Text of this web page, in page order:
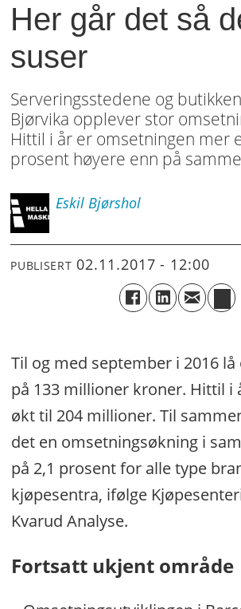
Her går det så
suser
Serveringsstedene og
Bjørvika opplever stor
Hittil i år er omsetningen mer
prosent høyere enn på
Eskil Bjørshol
PUBLISERT 02.11.2017 - 12:00
Til og med september i 2016
på 133 millioner kroner. Hittil i
økt til 204 millioner. Til
det en omsetningsøkning i
på 2,1 prosent for alle type
kjøpesentra, ifølge
Kvarud Analyse.
Fortsatt ukjent område